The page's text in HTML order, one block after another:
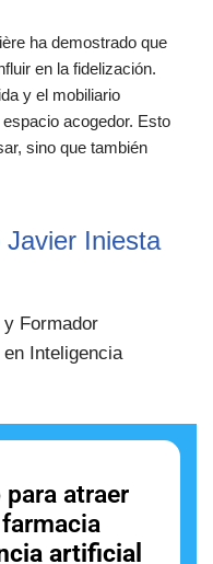
ha demostrado que
en la fidelización.
y el mobiliario
acogedor. Esto
sino que también
Javier Iniesta
y Formador
Inteligencia
para atraer
artificial